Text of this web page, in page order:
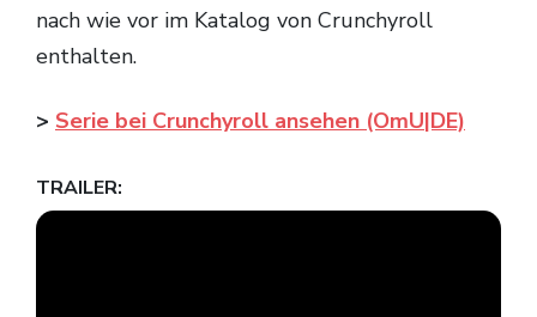
nach wie vor im Katalog von Crunchyroll
enthalten.
Serie bei Crunchyroll ansehen (OmU|DE)
TRAILER: